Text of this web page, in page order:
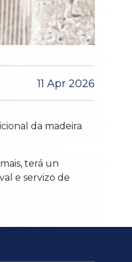
11 Apr 2026
da madeira
terá un
e servizo de